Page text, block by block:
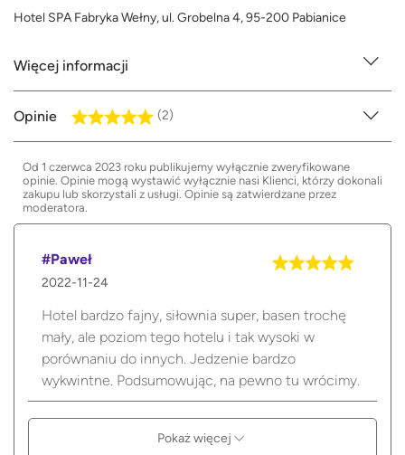
Hotel SPA Fabryka Wełny, ul. Grobelna 4, 95-200 Pabianice
Więcej informacji
Opinie (2)
Od 1 czerwca 2023 roku publikujemy wyłącznie zweryfikowane
opinie. Opinie mogą wystawić wyłącznie nasi Klienci, którzy dokonali
zakupu lub skorzystali z usługi. Opinie są zatwierdzane przez
moderatora.
#Paweł
2022-11-24
Hotel bardzo fajny, siłownia super, basen trochę
mały, ale poziom tego hotelu i tak wysoki w
porównaniu do innych. Jedzenie bardzo
wykwintne. Podsumowując, na pewno tu wrócimy.
Pokaż więcej